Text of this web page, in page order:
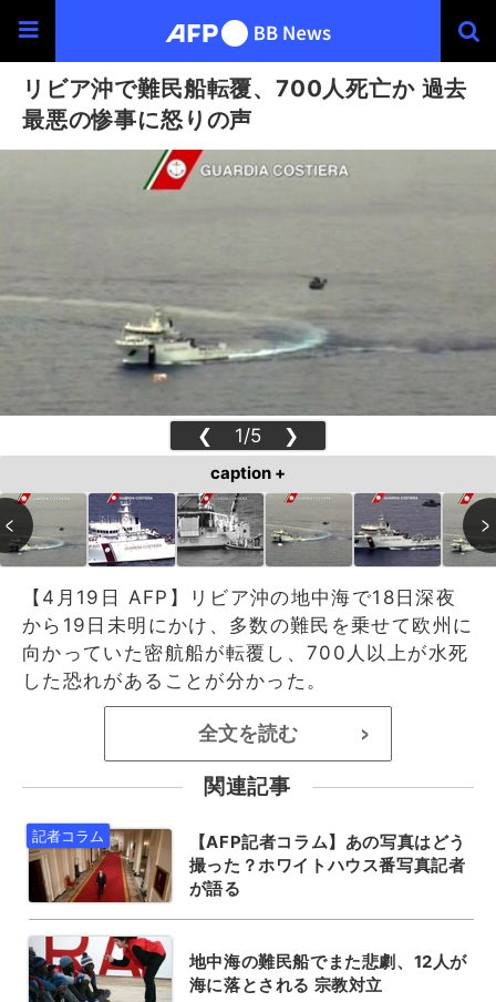
リビア沖で難民船転覆、700人死亡か 過去
最悪の惨事に怒りの声
❮ 1/5 ❯
caption +
【4月19日 AFP】リビア沖の地中海で18日深夜
から19日未明にかけ、多数の難民を乗せて欧州に
向かっていた密航船が転覆し、700人以上が水死
した恐れがあることが分かった。
全文を読む >
関連記事
【AFP記者コラム】あの写真はどう
撮った？ホワイトハウス番写真記者
が語る
地中海の難民船でまた悲劇、12人が
海に落とされる 宗教対立